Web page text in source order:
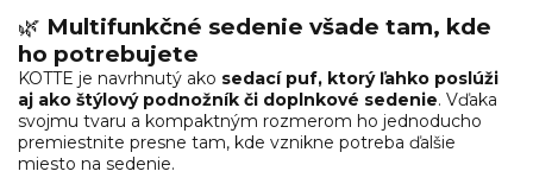
🌿 Multifunkčné sedenie všade tam, kde
ho potrebujete
KOTTE je navrhnutý ako sedací puf, ktorý ľahko poslúži
aj ako štýlový podnožník či doplnkové sedenie. Vďaka
svojmu tvaru a kompaktným rozmerom ho jednoducho
premiestnite presne tam, kde vznikne potreba ďalšie
miesto na sedenie.